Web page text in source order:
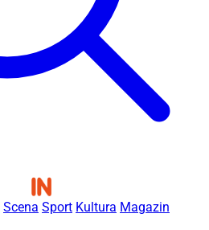
Scena Sport Kultura Magazin